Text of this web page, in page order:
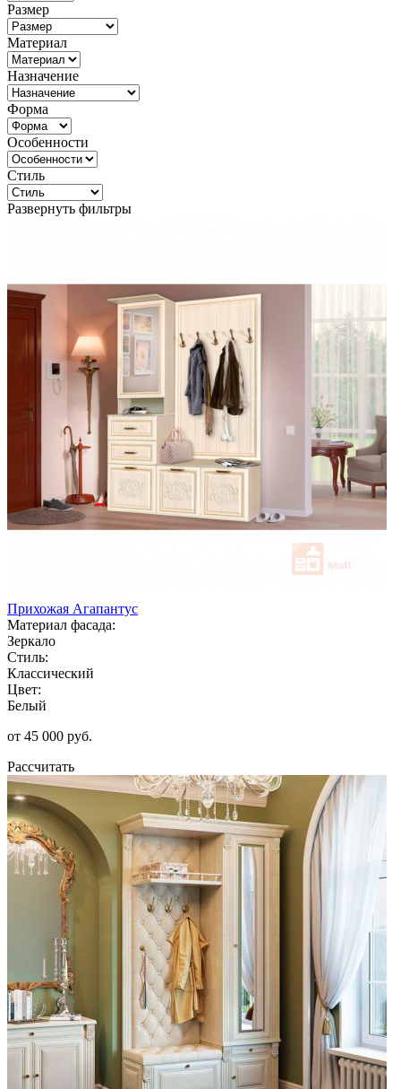
Размер
Материал
Назначение
Форма
Особенности
Стиль
Развернуть фильтры
Прихожая Агапантус
Материал фасада:
Зеркало
Стиль:
Классический
Цвет:
Белый
от 45 000 руб.
Рассчитать